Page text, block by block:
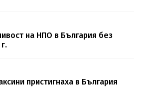
на НПО в България без
пристигнаха в България